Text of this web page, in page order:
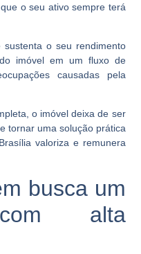
o seu ativo sempre terá
o seu rendimento
imóvel em um fluxo de
causadas pela
o imóvel deixa de ser
tornar uma solução prática
valoriza e remunera
busca um
alta